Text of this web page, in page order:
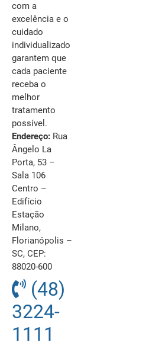
com a
excelência e o
cuidado
individualizado
garantem que
cada paciente
receba o
melhor
tratamento
possível.
Endereço: Rua
Ângelo La
Porta, 53 –
Sala 106
Centro –
Edifício
Estação
Milano,
Florianópolis –
SC, CEP:
88020-600
(48)
3224-
1111